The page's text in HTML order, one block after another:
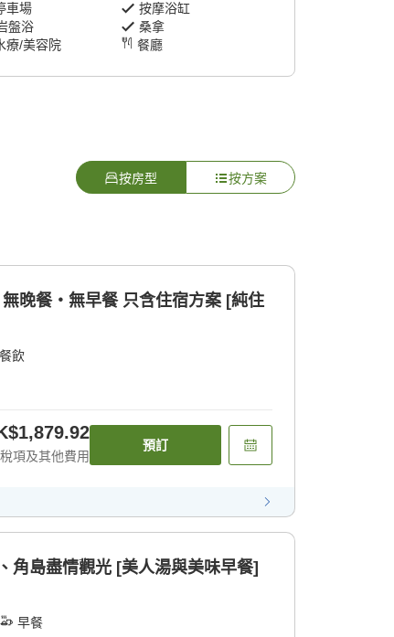
車場
按摩浴缸
盤浴
桑拿
療/美容院
餐廳
按房型 按方案
晚餐・無早餐 只含住宿方案 [純住
飲
項及其他費用
預訂
角島盡情觀光 [美人湯與美味早餐]
早餐